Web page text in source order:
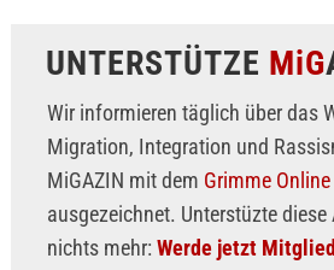
UNTERSTÜTZE MiG
Wir informieren täglich über das
Migration, Integration und
MiGAZIN mit dem Grimme
ausgezeichnet. Unterstüzte
nichts mehr: Werde jetzt